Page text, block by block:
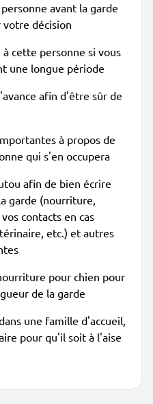
avant la garde
décision
cette personne si vous
une longue période
afin d'être sûr de
à propos de
qui s'en occupera
afin de bien écrire
garde (nourriture,
contacts en cas
etc.) et autres
pour chien pour
de la garde
une famille d'accueil,
pour qu'il soit à l'aise